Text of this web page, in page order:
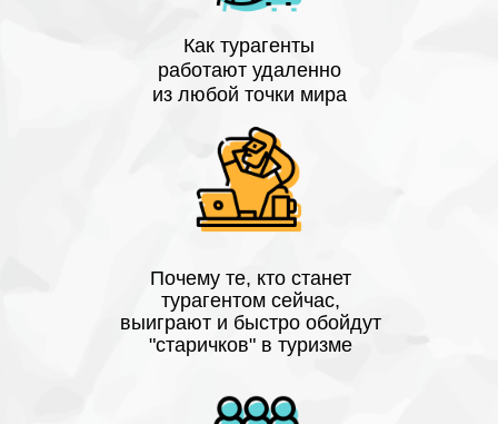
Как турагенты
работают удаленно
из любой точки мира
Почему те, кто станет
турагентом сейчас,
выиграют и быстро обойдут
"старичков" в туризме